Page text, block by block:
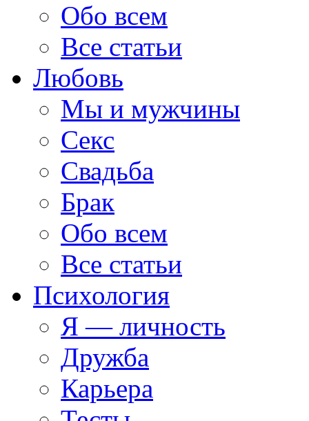
Обо всем
Все статьи
Любовь
Мы и мужчины
Секс
Свадьба
Брак
Обо всем
Все статьи
Психология
Я — личность
Дружба
Карьера